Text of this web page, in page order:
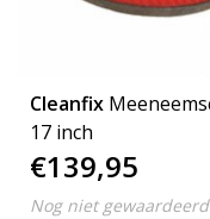
Cleanfix
17 inch
€139,95
Nog niet gewaardeerd